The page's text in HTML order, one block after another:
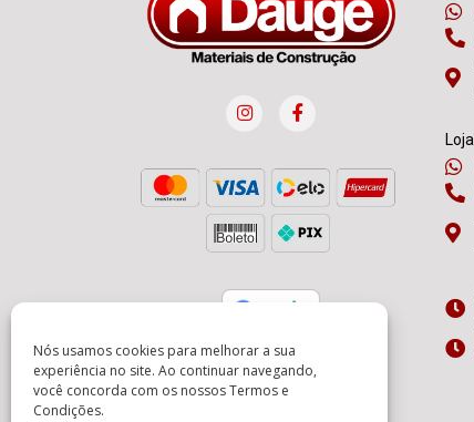
Nós usamos cookies para melhorar a sua
experiência no site. Ao continuar navegando,
você concorda com os nossosTermos e
Condições.